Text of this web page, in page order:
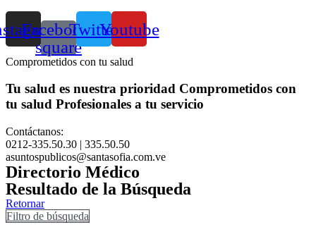
Facebook-
square
TwitterYoutube
Comprometidos con tu salud
Tu salud es nuestra prioridad Comprometidos con
tu salud Profesionales a tu servicio
Contáctanos:
0212-335.50.30 | 335.50.50
asuntospublicos@santasofia.com.ve
Directorio Médico
Resultado de la Búsqueda
Retornar
Filtro de búsqueda